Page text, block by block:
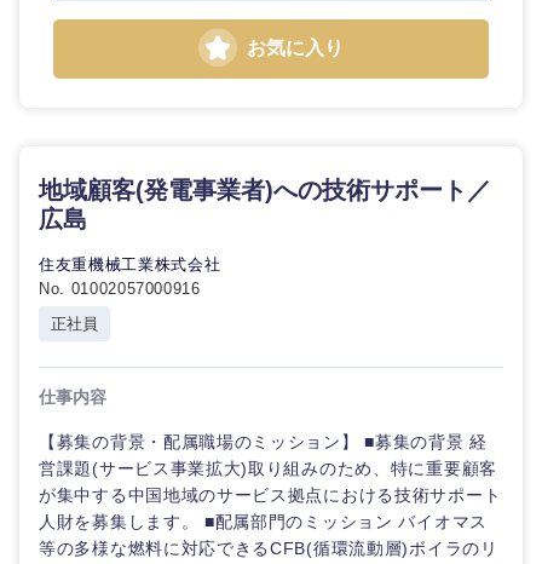
お気に入り
地域顧客(発電事業者)への技術サポート／
広島
住友重機械工業株式会社
No. 01002057000916
正社員
仕事内容
【募集の背景・配属職場のミッション】 ■募集の背景 経
営課題(サービス事業拡大)取り組みのため、特に重要顧客
が集中する中国地域のサービス拠点における技術サポート
人財を募集します。 ■配属部門のミッション バイオマス
等の多様な燃料に対応できるCFB(循環流動層)ボイラのリ